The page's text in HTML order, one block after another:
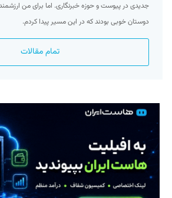
جدیدی در پیوست و حوزه خبرنگاری. اما برای من
دوستان خوبی بودند که در این مسیر پیدا کردم.
تمام مقالات